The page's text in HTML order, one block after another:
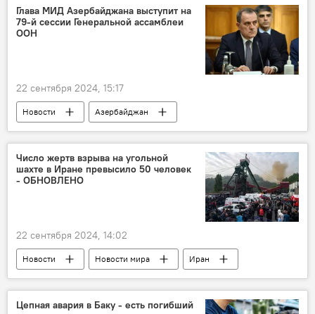
Скончалась
Глава МИД Азербайджана выступит на
79-й сессии Генеральной ассамблеи
ООН
22 сентября 2024, 15:17
Новости
Азербайджан
МИД Азербайджана
Джейхун Байрамов
Визит
Рабочий визит
ООН
Генассамблея ООН
Число жертв взрыва на угольной
шахте в Иране превысило 50 человек
- ОБНОВЛЕНО
22 сентября 2024, 14:02
Новости Новости мира
Иран
Взрыв
шахта
уголь
массовая гибель
Метан
Утечка
Цепная авария в Баку - есть погибший